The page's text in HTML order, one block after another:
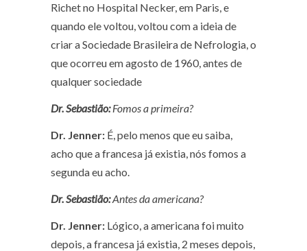
Richet no Hospital Necker, em Paris, e
quando ele voltou, voltou com a ideia de
criar a Sociedade Brasileira de Nefrologia, o
que ocorreu em agosto de 1960, antes de
qualquer sociedade
Dr. Sebastião:Fomos a primeira?
Dr. Jenner: É, pelo menos que eu saiba,
acho que a francesa já existia, nós fomos a
segunda eu acho.
Dr. Sebastião:Antes da americana?
Dr. Jenner: Lógico, a americana foi muito
depois, a francesa já existia, 2 meses depois,